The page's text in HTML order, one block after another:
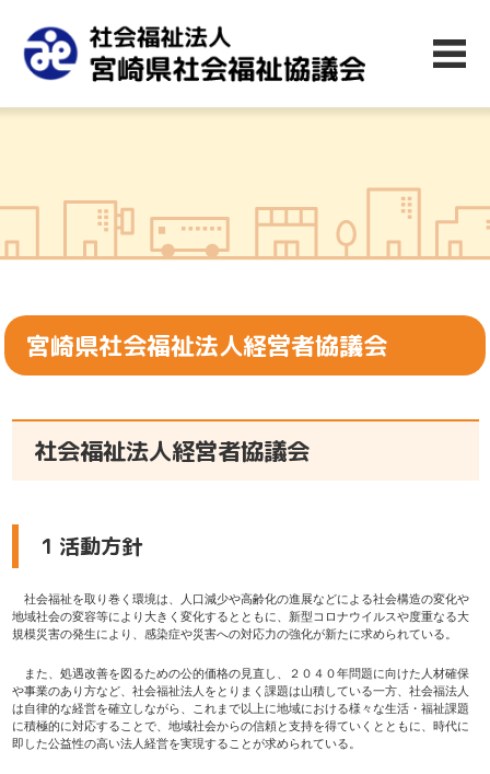
宮崎県社会福祉法人経営者協議会
社会福祉法人経営者協議会
1 活動方針
社会福祉を取り巻く環境は、人口減少や高齢化の進展などによる社会構造の変化や
地域社会の変容等により大きく変化するとともに、新型コロナウイルスや度重なる大
規模災害の発生により、感染症や災害への対応力の強化が新たに求められている。
また、処遇改善を図るための公的価格の見直し、２０４０年問題に向けた人材確保
や事業のあり方など、社会福祉法人をとりまく課題は山積している一方、社会福法人
は自律的な経営を確立しながら、これまで以上に地域における様々な生活・福祉課題
に積極的に対応することで、地域社会からの信頼と支持を得ていくとともに、時代に
即した公益性の高い法人経営を実現することが求められている。